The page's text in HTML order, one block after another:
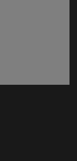
ventana)
ventana)